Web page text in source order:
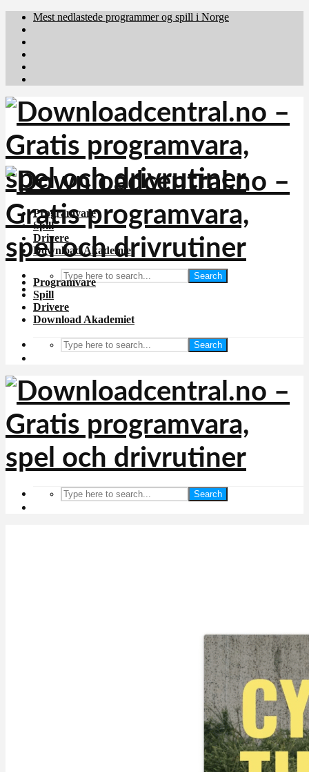
Mest nedlastede programmer og spill i Norge
Programvare
Spill
Drivere
Download Akademiet
Search
Programvare
Spill
Drivere
Download Akademiet
Search
Search